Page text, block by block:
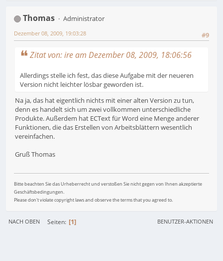
Thomas
Administrator
#9
Dezember 08, 2009, 19:03:28
Zitat von: ire am Dezember 08, 2009, 18:06:56
Allerdings stelle ich fest, das diese Aufgabe mit der neueren
Version nicht leichter lösbar geworden ist.
Na ja, das hat eigentlich nichts mit einer alten Version zu tun,
denn es handelt sich um zwei vollkommen unterschiedliche
Produkte. Außerdem hat ECText für Word eine Menge anderer
Funktionen, die das Erstellen von Arbeitsblättern wesentlich
vereinfachen.
Gruß Thomas
Bitte beachten Sie das Urheberrecht und verstoßen Sie nicht gegen von Ihnen akzeptierte
Geschäftsbedingungen.
Please don't violate copyright laws and observe the terms that you agreed to.
NACH OBEN Seiten 1 BENUTZER-AKTIONEN